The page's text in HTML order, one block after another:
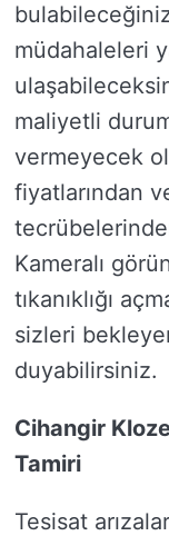
müdahaleleri
maliyetli
vermeyecek
fiyatlarından
Kameralı
tıkanıklığı
sizleri
duyabilirsiniz.
Cihangir
Tamiri
Tesisat